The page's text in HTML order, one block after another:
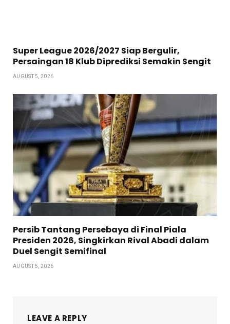
Super League 2026/2027 Siap Bergulir,
Persaingan 18 Klub Diprediksi Semakin Sengit
AUGUST 5, 2026
Persib Tantang Persebaya di Final Piala
Presiden 2026, Singkirkan Rival Abadi dalam
Duel Sengit Semifinal
AUGUST 5, 2026
LEAVE A REPLY